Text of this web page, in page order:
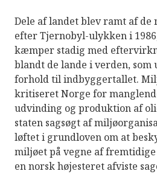
Dele af landet blev ramt af
efter Tjernobyl-ulykken i
kæmper stadig med
blandt de lande i verden, som
forhold til indbyggertallet.
kritiseret Norge for
udvinding og produktion af
staten sagsøgt af
løftet i grundloven om at
miljøet på vegne af
en norsk højesteret afviste